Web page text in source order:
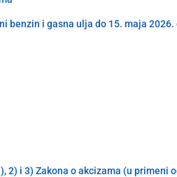
benzin i gasna ulja do 15. maja 2026.
i 3) Zakona o akcizama (u primeni